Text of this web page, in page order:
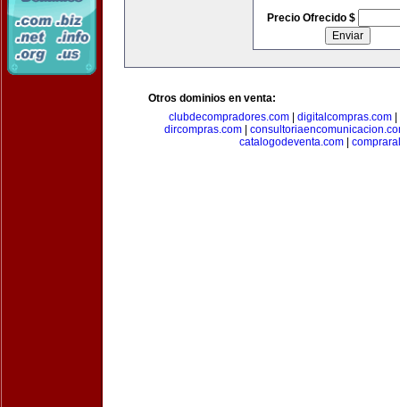
Precio Ofrecido $
Otros dominios en venta:
clubdecompradores.com
digitalcompras.com
dircompras.com
catalogodeventa.com